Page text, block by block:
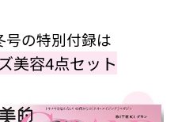
号の特別付録は
美容4点セット